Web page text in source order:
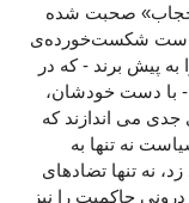
حجاب» صحبت شده
شکست‌خورده‌ی
پیش برند - که در
- با دست خودشان،
می اندازند که
نه تنها به
نه تنها تضادهای
حاکمیت را نیز